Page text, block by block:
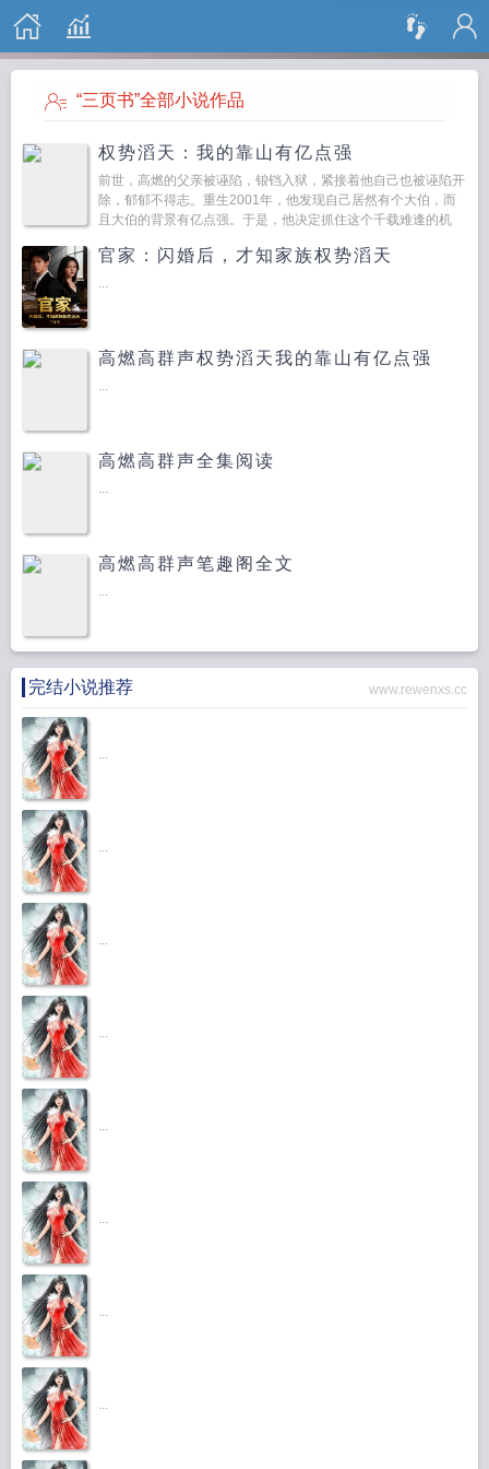
搜 索
“三页书”全部小说作品
权势滔天：我的靠山有亿点强
前世，高燃的父亲被诬陷，锒铛入狱，紧接着他自己也被诬陷开
除，郁郁不得志。重生2001年，他发现自己居然有个大伯，而
且大伯的背景有亿点强。于是，他决定抓住这个千载难逢的机
乐圈权...
官家：闪婚后，才知家族权势滔天
...
高燃高群声权势滔天我的靠山有亿点强
...
高燃高群声全集阅读
...
高燃高群声笔趣阁全文
...
完结小说推荐 www.rewenxs.cc
...
...
...
...
...
...
...
...